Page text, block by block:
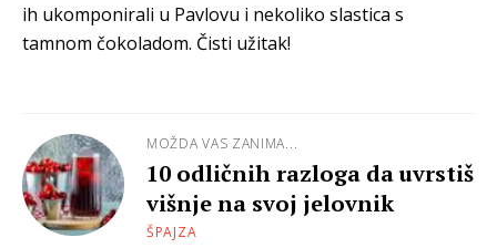
ih ukomponirali u Pavlovu i nekoliko slastica s
tamnom čokoladom. Čisti užitak!
MOŽDA VAS ZANIMA...
10 odličnih razloga da uvrstiš
višnje na svoj jelovnik
ŠPAJZA